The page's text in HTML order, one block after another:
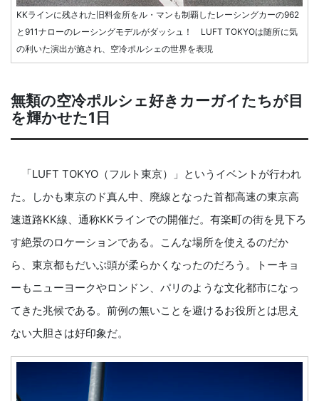
KKラインに残された旧料金所をル・マンも制覇したレーシングカーの962
と911ナローのレーシングモデルがダッシュ！ LUFT TOKYOは随所に気
の利いた演出が施され、空冷ポルシェの世界を表現
無類の空冷ポルシェ好きカーガイたちが目
を輝かせた1日
「LUFT TOKYO（フルト東京）」というイベントが行われ
た。しかも東京のド真ん中、廃線となった首都高速の東京高
速道路KK線、通称KKラインでの開催だ。有楽町の街を見下ろ
す絶景のロケーションである。こんな場所を使えるのだか
ら、東京都もだいぶ頭が柔らかくなったのだろう。トーキョ
ーもニューヨークやロンドン、パリのような文化都市になっ
てきた兆候である。前例の無いことを避けるお役所とは思え
ない大胆さは好印象だ。